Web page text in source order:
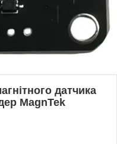
датчика
MagnTek